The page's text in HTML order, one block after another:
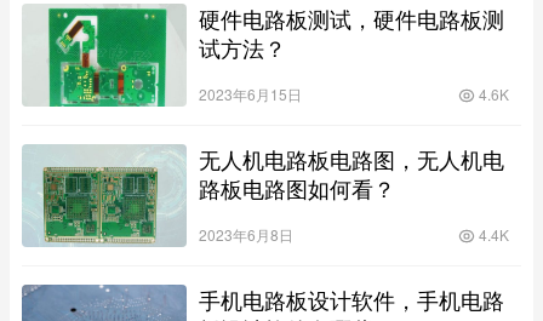
硬件电路板测试，硬件电路板测
试方法？
2023年6月15日 4.6K
无人机电路板电路图，无人机电
路板电路图如何看？
2023年6月8日 4.4K
手机电路板设计软件，手机电路